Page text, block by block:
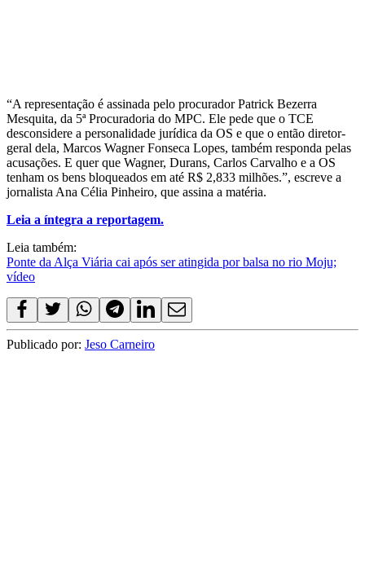
“A representação é assinada pelo procurador Patrick Bezerra
Mesquita, da 5ª Procuradoria do MPC. Ele pede que o TCE
desconsidere a personalidade jurídica da OS e que o então diretor-
geral dela, Marcos Wagner Fonseca Lopes, também responda pelas
acusações. E quer que Wagner, Durans, Carlos Carvalho e a OS
tenham os bens bloqueados em até R$ 2,833 milhões.”, escreve a
jornalista Ana Célia Pinheiro, que assina a matéria.
Leia a íntegra a reportagem.
Leia também:
Ponte da Alça Viária cai após ser atingida por balsa no rio Moju;
vídeo
Publicado por: Jeso Carneiro